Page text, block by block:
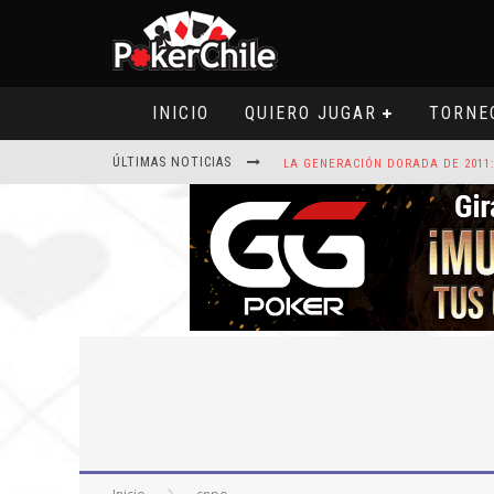
INICIO QUIERO JUGAR
ÚLTIMAS NOTICIAS
ROAD TO CLSOP PUERTO PLATA,